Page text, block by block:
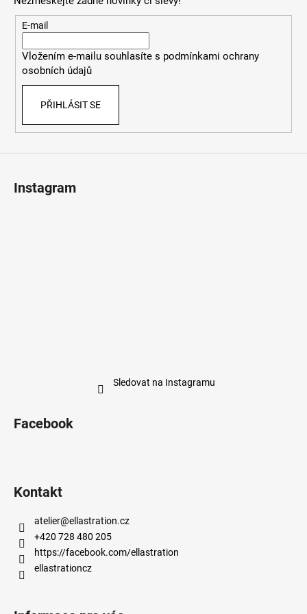
E-mail
Vložením e-mailu souhlasíte s podmínkami ochrany
osobních údajů
PŘIHLÁSIT SE
Instagram
Sledovat na Instagramu
Facebook
Kontakt
atelier@ellastration.cz
+420 728 480 205
https://facebook.com/ellastration
ellastrationcz